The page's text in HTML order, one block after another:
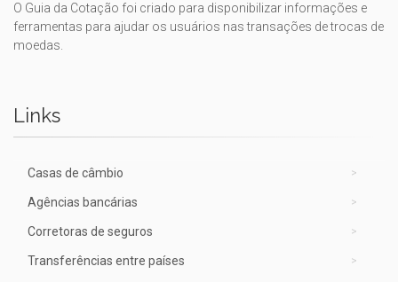
O Guia da Cotação foi criado para disponibilizar informações e
ferramentas para ajudar os usuários nas transações de trocas de
moedas.
Links
Casas de câmbio
Agências bancárias
Corretoras de seguros
Transferências entre países